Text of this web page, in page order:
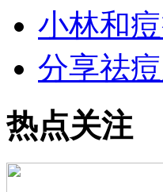
小林和
分享祛
热点关注